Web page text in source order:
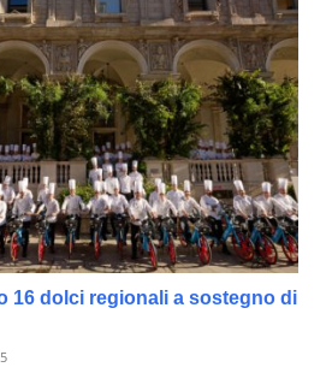
16 dolci regionali a sostegno di